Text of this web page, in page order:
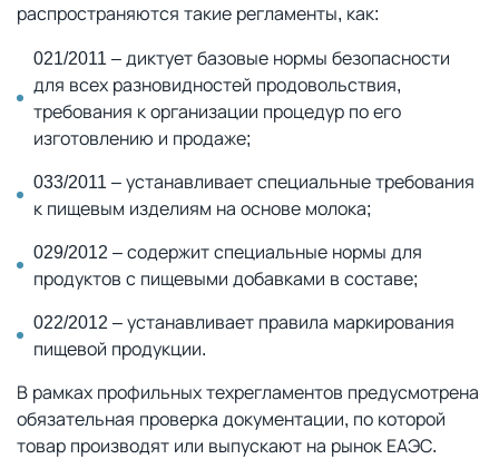
распространяются такие регламенты, как:
021/2011 – диктует базовые нормы безопасности
для всех разновидностей продовольствия,
требования к организации процедур по его
изготовлению и продаже;
033/2011 – устанавливает специальные требования
к пищевым изделиям на основе молока;
029/2012 – содержит специальные нормы для
продуктов с пищевыми добавками в составе;
022/2012 – устанавливает правила маркирования
пищевой продукции.
В рамках профильных техрегламентов предусмотрена
обязательная проверка документации, по которой
товар производят или выпускают на рынок ЕАЭС.